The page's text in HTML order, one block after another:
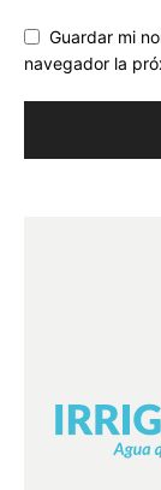
Guardar mi
navegador la